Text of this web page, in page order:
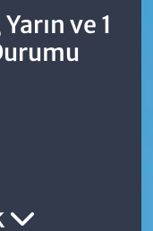
ve 1